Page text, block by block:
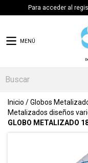
Para acceder al
MENÚ
Inicio /Globos
Metalizados diseños
GLOBO METALIZADO